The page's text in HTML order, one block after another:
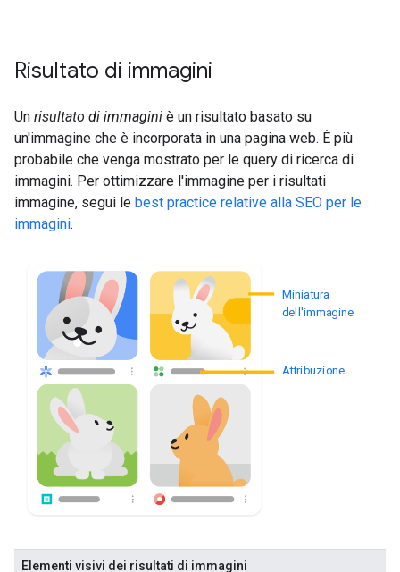
Risultato di immagini
Un risultato di immagini è un risultato basato su
un'immagine che è incorporata in una pagina web. È più
probabile che venga mostrato per le query di ricerca di
immagini. Per ottimizzare l'immagine per i risultati
immagine, segui le best practice relative alla SEO per le
immagini.
Miniatura
dell'immagine
Attribuzione
Elementi visivi dei risultati di immagini